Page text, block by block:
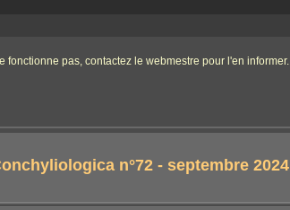
fonctionne pas, contactez le webmestre pour l'en informer.
n°72 - septembre 2024